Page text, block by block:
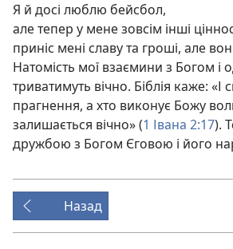
Я й досі люблю бейсбол,
але тепер у мене зовсім інші
приніс мені славу та гроші, але
Натомість мої взаємини з Богом і
триватимуть вічно. Біблія каже: «І
прагнення, а хто виконує Божу
залишається вічно» (1 Івана 2:17).
дружбою з Богом Єговою і його
Назад